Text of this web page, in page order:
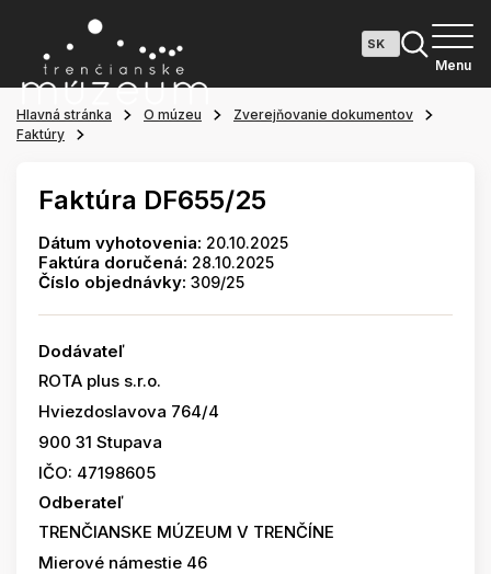
Menu
Hlavná stránka O múzeu
Zverejňovanie dokumentov
Faktúry
Faktúra DF655/25
Dátum vyhotovenia: 20.10.2025
Faktúra doručená: 28.10.2025
Číslo objednávky: 309/25
Dodávateľ
ROTA plus s.r.o.
Hviezdoslavova 764/4
900 31 Stupava
IČO: 47198605
Odberateľ
TRENČIANSKE MÚZEUM V TRENČÍNE
Mierové námestie 46